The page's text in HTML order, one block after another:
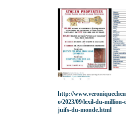
http://
o/2023/09/lexil-du-million-
juifs-du-monde.html